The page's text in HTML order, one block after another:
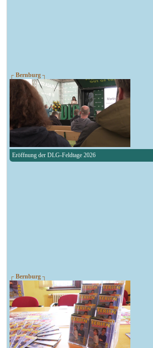
┌ Bernburg ┐
Eröffnung der DLG-Feldtage 2026
┌ Bernburg ┐